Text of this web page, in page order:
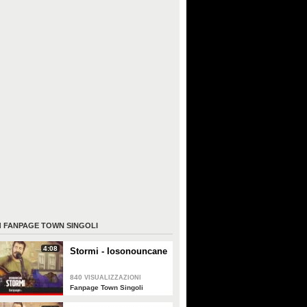
FANPAGE TOWN SINGOLI
4:08 Stormi - Iosonouncane
840 VISUALIZZAZIONI
Fanpage Town Singoli